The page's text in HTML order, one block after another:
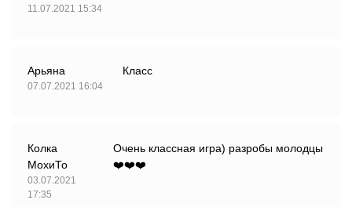
11.07.2021 15:34
Арьяна
07.07.2021 16:04
Класс
Колка
МохиТо
03.07.2021
17:35
Очень классная игра) разробы молодцы
❤️❤️❤️